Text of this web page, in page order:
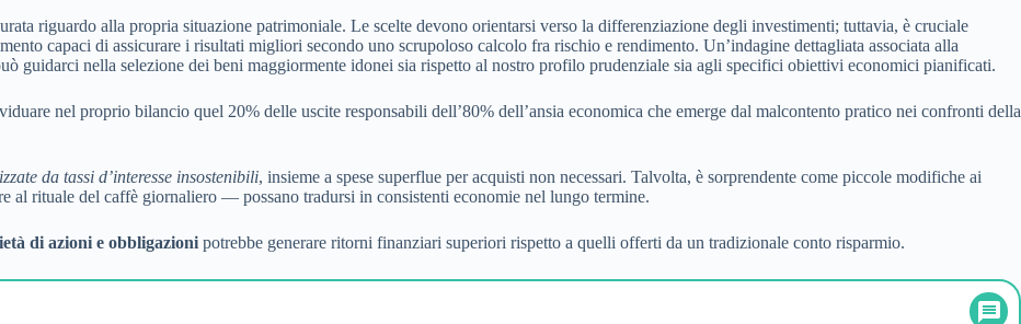
riguardo alla propria situazione patrimoniale. Le scelte devono orientarsi verso la differenziazione degli investimenti; tuttavia, è cruciale
capaci di assicurare i risultati migliori secondo uno scrupoloso calcolo fra rischio e rendimento. Un’indagine dettagliata associata alla
guidarci nella selezione dei beni maggiormente idonei sia rispetto al nostro profilo prudenziale sia agli specifici obiettivi economici pianificati.
nel proprio bilancio quel 20% delle uscite responsabili dell’80% dell’ansia economica che emerge dal malcontento pratico nei confronti della
da tassi d’interesse insostenibili, insieme a spese superflue per acquisti non necessari. Talvolta, è sorprendente come piccole modifiche ai
rituale del caffè giornaliero — possano tradursi in consistenti economie nel lungo termine.
di azioni e obbligazioni potrebbe generare ritorni finanziari superiori rispetto a quelli offerti da un tradizionale conto risparmio.